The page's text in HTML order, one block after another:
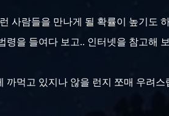
사람들을 만나게 될 확률이 높기도
령을 들여다 보고.. 인터넷을 참고
까먹고 있지나 않을 런지 쪼매 우려